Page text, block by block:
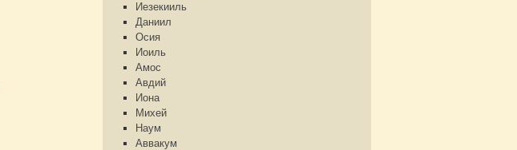
Иезекииль
Даниил
Осия
Иоиль
Амос
Авдий
Иона
Михей
Наум
Аввакум